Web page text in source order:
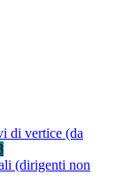
di vertice (da
(dirigenti non